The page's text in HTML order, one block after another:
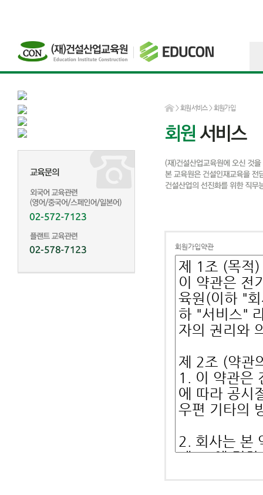
>회원서비스> 회원가입
회원가입약관